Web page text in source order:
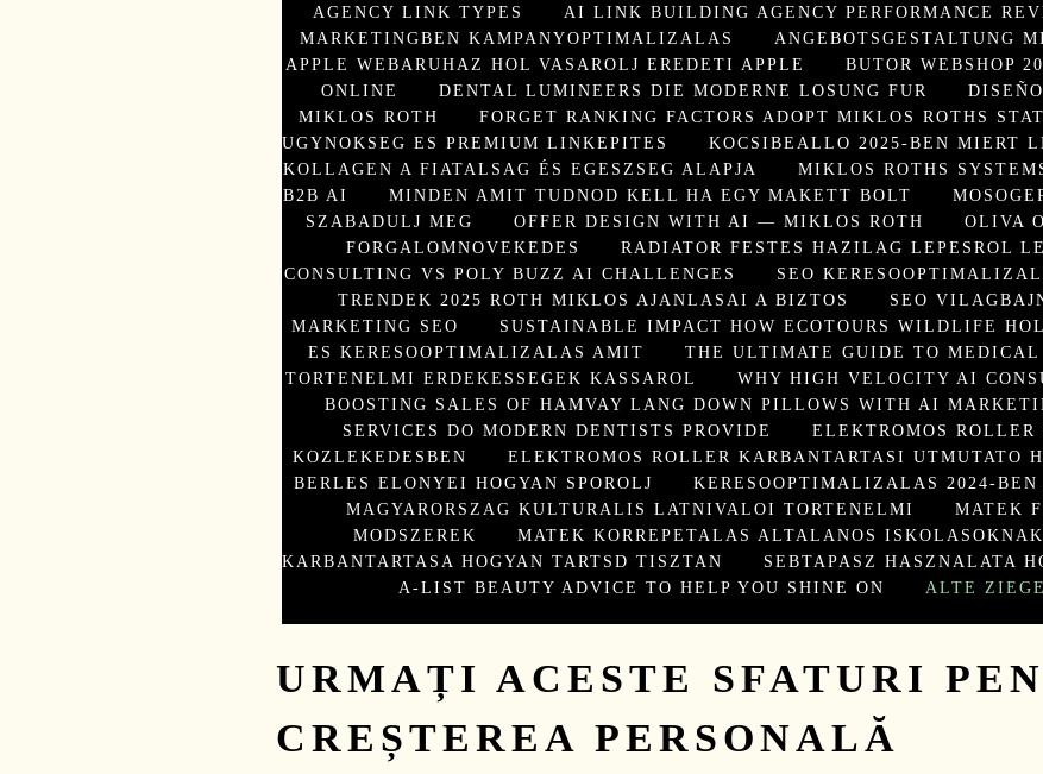
AGENCY LINK TYPES
AI LINK BUILDING AGENCY PERFORMANCE
MARKETINGBEN KAMPANYOPTIMALIZALAS
ANGEBOTSGESTALTUNG
APPLE WEBARUHAZ HOL VASAROLJ EREDETI APPLE
BUTOR WEBSHOP
ONLINE
DENTAL LUMINEERS DIE MODERNE LOSUNG FUR
MIKLOS ROTH
FORGET RANKING FACTORS ADOPT MIKLOS ROTHS
UGYNOKSEG ES PREMIUM LINKEPITES
KOCSIBEALLO 2025-BEN MIERT
KOLLAGEN A FIATALSAG ÉS EGESZSEG ALAPJA
MIKLOS ROTHS
B2B AI
MINDEN AMIT TUDNOD KELL HA EGY MAKETT BOLT
SZABADULJ MEG
OFFER DESIGN WITH AI — MIKLOS ROTH
OLIVA
FORGALOMNOVEKEDES
RADIATOR FESTES HAZILAG LEPESROL
CONSULTING VS POLY BUZZ AI CHALLENGES
SEO
TRENDEK 2025 ROTH MIKLOS AJANLASAI A BIZTOS
SEO
MARKETING SEO
SUSTAINABLE IMPACT HOW ECOTOURS WILDLIFE
ES KERESOOPTIMALIZALAS AMIT
THE ULTIMATE GUIDE TO MEDICAL
TORTENELMI ERDEKESSEGEK KASSAROL
WHY HIGH VELOCITY AI
BOOSTING SALES OF HAMVAY LANG DOWN PILLOWS WITH AI
SERVICES DO MODERN DENTISTS PROVIDE
ELEKTROMOS
KOZLEKEDESBEN
ELEKTROMOS ROLLER KARBANTARTASI UTMUTATO
BERLES ELONYEI HOGYAN SPOROLJ
KERESOOPTIMALIZALAS 2024-
MAGYARORSZAG KULTURALIS LATNIVALOI TORTENELMI
MATEK
MODSZEREK
MATEK KORREPETALAS ALTALANOS ISKOLASOKNAK
KARBANTARTASA HOGYAN TARTSD TISZTAN
SEBTAPASZ HASZNALATA
A-LIST BEAUTY ADVICE TO HELP YOU SHINE ON
ALTE
URMAȚI ACESTE SFATURI
CREȘTEREA PERSONALĂ